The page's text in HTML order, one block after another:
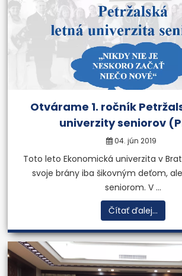
Otvárame 1. ročník
univerzity seniorov
04. jún 2019
Toto leto Ekonomická univerzita v
svoje brány iba šikovným deťom,
seniorom. V ...
Čítať ďalej...